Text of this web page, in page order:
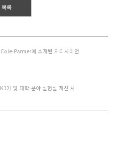
목록
Parmer에 소개된 지티사이언
[소식] 상하이 대풍그룹과 교육(K12) 및 대학 분야 실험실 개선 사업 협약을 체결했습니다.